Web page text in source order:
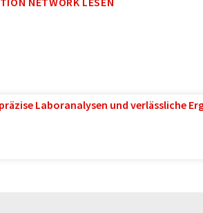
Ansprechpartner, wenn es um Waren-
Papier- oder Pergamentstücken
Güte und Preis der Ware gaben. Hier
und deren Etikettierung. Mit der
auch der eingesetzten
maßgeschneiderten Lösungen rasant
Laboranalysen und verlässliche